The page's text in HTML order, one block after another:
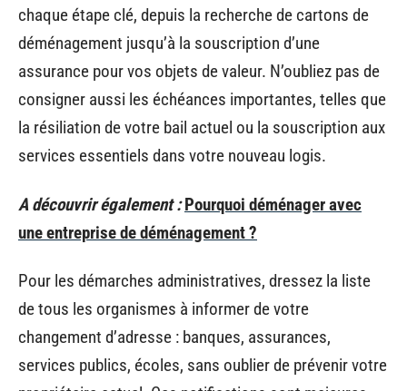
chaque étape clé, depuis la recherche de cartons de
déménagement jusqu’à la souscription d’une
assurance pour vos objets de valeur. N’oubliez pas de
consigner aussi les échéances importantes, telles que
la résiliation de votre bail actuel ou la souscription aux
services essentiels dans votre nouveau logis.
A découvrir également : Pourquoi déménager avec
une entreprise de déménagement ?
Pour les démarches administratives, dressez la liste
de tous les organismes à informer de votre
changement d’adresse : banques, assurances,
services publics, écoles, sans oublier de prévenir votre